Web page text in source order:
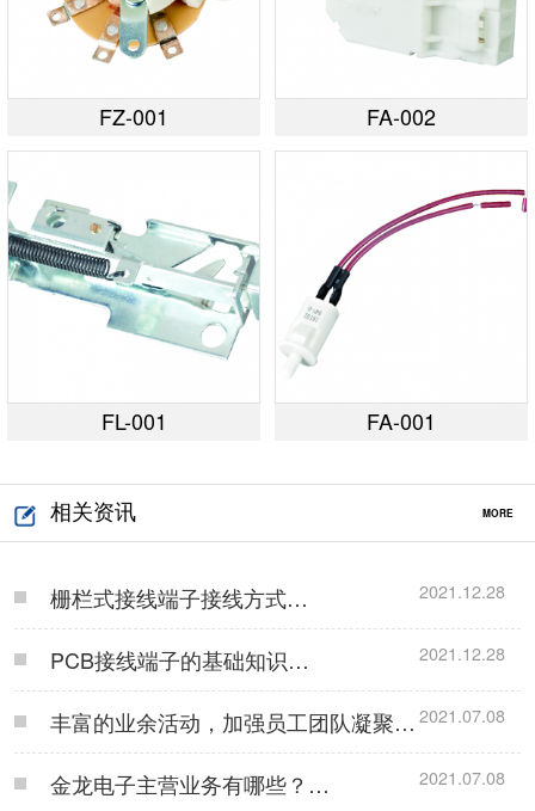
FZ-001 FA-002
FL-001 FA-001
相关资讯 MORE
栅栏式接线端子接线方式… 2021.12.28
PCB接线端子的基础知识… 2021.12.28
丰富的业余活动，加强员工团队凝聚
力！…
2021.07.08
金龙电子主营业务有哪些？… 2021.07.08